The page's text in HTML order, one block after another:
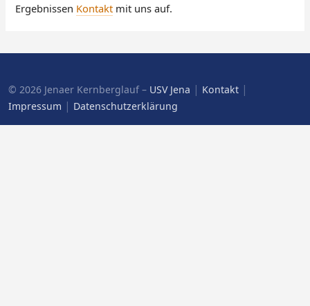
Ergebnissen Kontaktmit uns auf.
© 2026 Jenaer Kernberglauf – USV Jena | Kontakt |
Impressum | Datenschutzerklärung